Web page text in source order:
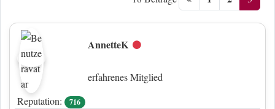
AnnetteK Offline
erfahrenes Mitglied
Reputation:
716